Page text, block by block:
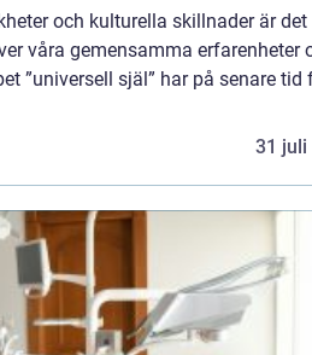
och kulturella skillnader är det
våra gemensamma erfarenheter
”universell själ” har på senare tid
31 juli